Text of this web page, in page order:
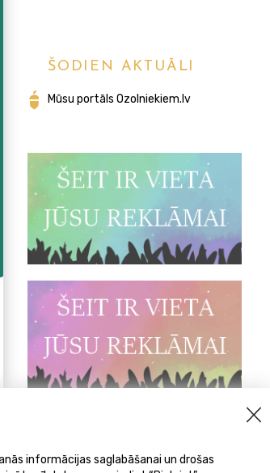
ŠODIEN AKTUĀLI
Mūsu portāls Ozolniekiem.lv
informācijas saglabāšanai un drošas